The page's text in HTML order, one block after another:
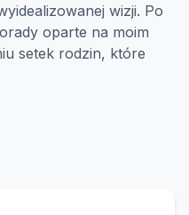
wizji. Po
oparte na moim
setek rodzin, które